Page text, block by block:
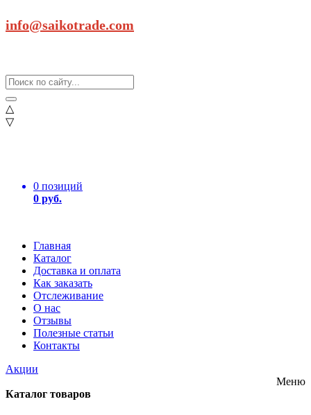
info@saikotrade.com
△
▽
0 позиций
0 руб.
Главная
Каталог
Доставка и оплата
Как заказать
Отслеживание
О нас
Отзывы
Полезные статьи
Контакты
Акции
Меню
Каталог товаров